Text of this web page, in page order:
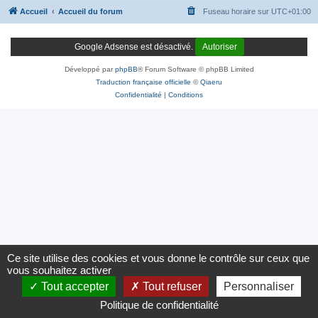
Accueil Accueil du forum Fuseau horaire sur UTC+01:00
Google Adsense est désactivé. Autoriser
Développé parphpBB® Forum Software © phpBB Limited
Traduction française officielle ©Qiaeru
Confidentialité | Conditions
Ce site utilise des cookies et vous donne le contrôle sur ceux que
vous souhaitez activer
Tout accepter
Tout refuser
Personnaliser
Politique de confidentialité